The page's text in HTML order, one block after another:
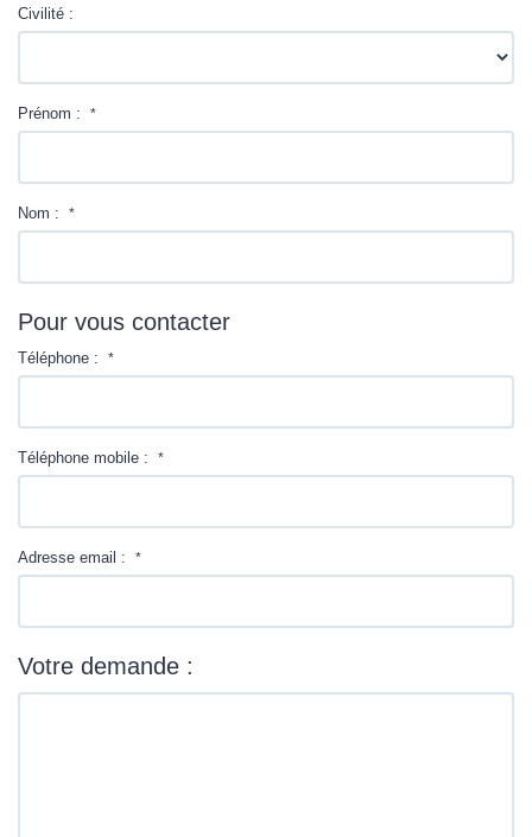
Civilité :
Prénom : *
Nom : *
Pour vous contacter
Téléphone : *
Téléphone mobile : *
Adresse email : *
Votre demande :